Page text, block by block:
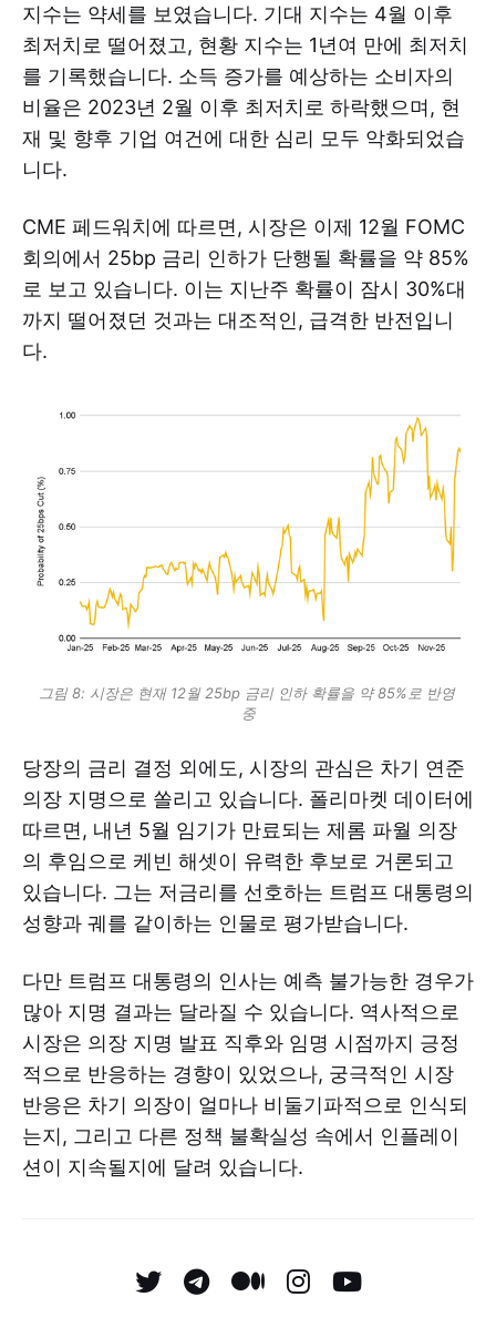
지수는 약세를 보였습니다. 기대 지수는 4월 이후
최저치로 떨어졌고, 현황 지수는 1년여 만에 최저치
를 기록했습니다. 소득 증가를 예상하는 소비자의
비율은 2023년 2월 이후 최저치로 하락했으며, 현
재 및 향후 기업 여건에 대한 심리 모두 악화되었습
니다.
CME 페드워치에 따르면, 시장은 이제 12월 FOMC
회의에서 25bp 금리 인하가 단행될 확률을 약 85%
로 보고 있습니다. 이는 지난주 확률이 잠시 30%대
까지 떨어졌던 것과는 대조적인, 급격한 반전입니
다.
그림 8: 시장은 현재 12월 25bp 금리 인하 확률을 약 85%로 반영
중
당장의 금리 결정 외에도, 시장의 관심은 차기 연준
의장 지명으로 쏠리고 있습니다. 폴리마켓 데이터에
따르면, 내년 5월 임기가 만료되는 제롬 파월 의장
의 후임으로 케빈 해셋이 유력한 후보로 거론되고
있습니다. 그는 저금리를 선호하는 트럼프 대통령의
성향과 궤를 같이하는 인물로 평가받습니다.
다만 트럼프 대통령의 인사는 예측 불가능한 경우가
많아 지명 결과는 달라질 수 있습니다. 역사적으로
시장은 의장 지명 발표 직후와 임명 시점까지 긍정
적으로 반응하는 경향이 있었으나, 궁극적인 시장
반응은 차기 의장이 얼마나 비둘기파적으로 인식되
는지, 그리고 다른 정책 불확실성 속에서 인플레이
션이 지속될지에 달려 있습니다.